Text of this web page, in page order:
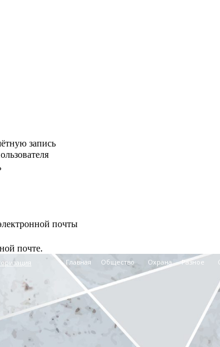
запись
почты
почте.
Главная Общество Охрана Разное